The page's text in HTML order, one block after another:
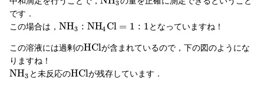
3
です．
この場合は， NH3 : NH4 Cl = 1 : 1となっていますね！
この溶液には過剰のHClが含まれているので，下の図のようにな
りますね！
NH3 と未反応のHClが残存しています．